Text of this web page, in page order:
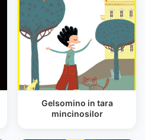
Gelsomino in tara
mincinosilor